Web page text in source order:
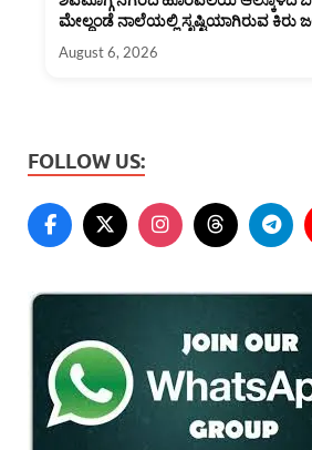
ಮೇಲ್ದಂಡೆ ನಾಲೆಯಲ್ಲಿ ಸೃಷ್ಟಿಯಾಗಿರುವ ಕಿರು
August 6, 2026
FOLLOW US: